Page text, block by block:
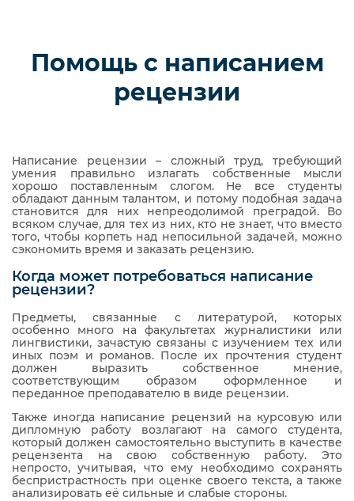
Помощь с написанием
рецензии
Написание рецензии – сложный труд, требующий
умения правильно излагать собственные мысли
хорошо поставленным слогом. Не все студенты
обладают данным талантом, и потому подобная задача
становится для них непреодолимой преградой. Во
всяком случае, для тех из них, кто не знает, что вместо
того, чтобы корпеть над непосильной задачей, можно
сэкономить время и заказать рецензию.
Когда может потребоваться написание
рецензии?
Предметы, связанные с литературой, которых
особенно много на факультетах журналистики или
лингвистики, зачастую связаны с изучением тех или
иных поэм и романов. После их прочтения студент
должен выразить собственное мнение,
соответствующим образом оформленное и
переданное преподавателю в виде рецензии.
Также иногда написание рецензий на курсовую или
дипломную работу возлагают на самого студента,
который должен самостоятельно выступить в качестве
рецензента на свою собственную работу. Это
непросто, учитывая, что ему необходимо сохранять
беспристрастность при оценке своего текста, а также
анализировать её сильные и слабые стороны.